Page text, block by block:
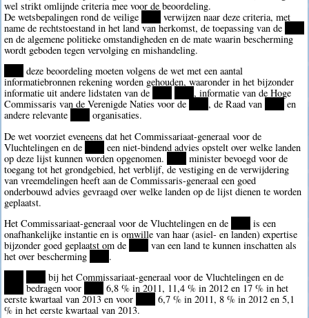
wel strikt omlijnde criteria mee voor de beoordeling.
De wetsbepalingen rond de veilige
verwijzen naar deze criteria, met
name de rechtstoestand in het land van herkomst, de toepassing van de
en de algemene politieke omstandigheden en de mate waarin bescherming
wordt geboden tegen vervolging en mishandeling.
deze beoordeling moeten volgens de wet met een aantal
informatiebronnen rekening worden gehouden, waaronder in het bijzonder
informatie uit andere lidstaten van de
****, informatie van de Hoge
Commissaris van de Verenigde Naties voor de ****, de Raad van
en
andere relevante
organisaties.
De wet voorziet eveneens dat het Commissariaat-generaal voor de
Vluchtelingen en de
een niet-bindend advies opstelt over welke landen
op deze lijst kunnen worden opgenomen.
minister bevoegd voor de
toegang tot het grondgebied, het verblijf, de vestiging en de verwijdering
van vreemdelingen heeft aan de Commissaris-generaal een goed
onderbouwd advies gevraagd over welke landen op de lijst dienen te worden
geplaatst.
Het Commissariaat-generaal voor de Vluchtelingen en de
is een
onafhankelijke instantie en is omwille van haar (asiel- en landen) expertise
bijzonder goed geplaatst om de
van een land te kunnen inschatten als
het over bescherming
.
bij het Commissariaat-generaal voor de Vluchtelingen en de
bedragen voor
6,8 % in 2011, 11,4 % in 2012 en 17 % in het
eerste kwartaal van 2013 en voor
6,7 % in 2011, 8 % in 2012 en 5,1
% in het eerste kwartaal van 2013.